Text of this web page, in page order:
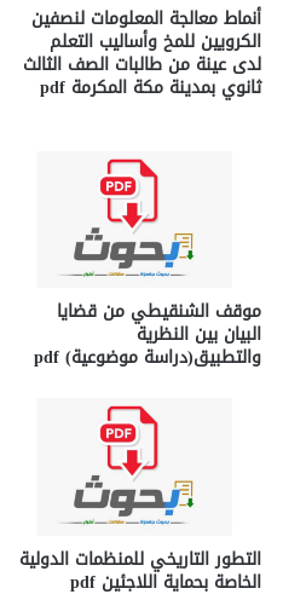
أنماط معالجة المعلومات لنصفين
الكرويين للمخ وأساليب التعلم
لدى عينة من طالبات الصف الثالث
ثانوي بمدينة مكة المكرمة pdf
موقف الشنقيطي من قضايا
البيان بين النظرية
والتطبيق(دراسة موضوعية) pdf
التطور التاريخي للمنظمات الدولية
الخاصة بحماية اللاجئين pdf